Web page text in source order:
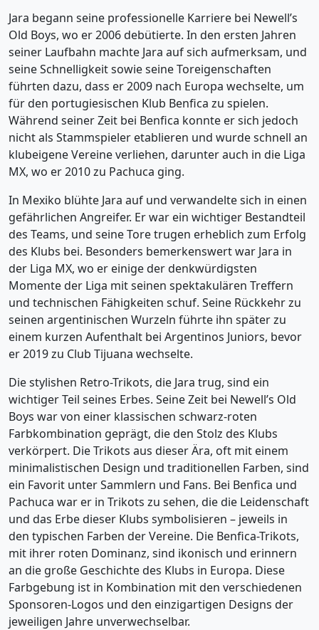
Jara begann seine professionelle Karriere bei Newell’s
Old Boys, wo er 2006 debütierte. In den ersten Jahren
seiner Laufbahn machte Jara auf sich aufmerksam, und
seine Schnelligkeit sowie seine Toreigenschaften
führten dazu, dass er 2009 nach Europa wechselte, um
für den portugiesischen Klub Benfica zu spielen.
Während seiner Zeit bei Benfica konnte er sich jedoch
nicht als Stammspieler etablieren und wurde schnell an
klubeigene Vereine verliehen, darunter auch in die Liga
MX, wo er 2010 zu Pachuca ging.
In Mexiko blühte Jara auf und verwandelte sich in einen
gefährlichen Angreifer. Er war ein wichtiger Bestandteil
des Teams, und seine Tore trugen erheblich zum Erfolg
des Klubs bei. Besonders bemerkenswert war Jara in
der Liga MX, wo er einige der denkwürdigsten
Momente der Liga mit seinen spektakulären Treffern
und technischen Fähigkeiten schuf. Seine Rückkehr zu
seinen argentinischen Wurzeln führte ihn später zu
einem kurzen Aufenthalt bei Argentinos Juniors, bevor
er 2019 zu Club Tijuana wechselte.
Die stylishen Retro-Trikots, die Jara trug, sind ein
wichtiger Teil seines Erbes. Seine Zeit bei Newell’s Old
Boys war von einer klassischen schwarz-roten
Farbkombination geprägt, die den Stolz des Klubs
verkörpert. Die Trikots aus dieser Ära, oft mit einem
minimalistischen Design und traditionellen Farben, sind
ein Favorit unter Sammlern und Fans. Bei Benfica und
Pachuca war er in Trikots zu sehen, die die Leidenschaft
und das Erbe dieser Klubs symbolisieren – jeweils in
den typischen Farben der Vereine. Die Benfica-Trikots,
mit ihrer roten Dominanz, sind ikonisch und erinnern
an die große Geschichte des Klubs in Europa. Diese
Farbgebung ist in Kombination mit den verschiedenen
Sponsoren-Logos und den einzigartigen Designs der
jeweiligen Jahre unverwechselbar.